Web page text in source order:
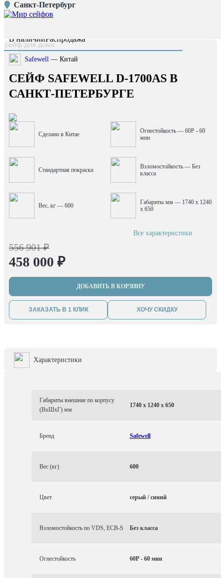
Санкт-Петербург
Главная страница /
Каталог /
В наличииРаспродажа
Safewell — Китай
СЕЙФ SAFEWELL D-1700AS В
САНКТ-ПЕТЕРБУРГЕ
Сделано в Китае
Огнестойкость — 60P - 60
мин
Стандартная покраска
Взломостойкость — Без
класса
Вес, кг — 600
Габариты мм — 1740 x 1240
x 650
Все характеристики
556 901 ₽
458 000 ₽
ДОБАВИТЬ В КОРЗИНУ
ЗАКАЗАТЬ В 1 КЛИК ХОЧУ СКИДКУ
Характеристики
Габариты внешние по корпусу
(ВхШхГ) мм
1740 x 1240 x 650
Бренд Safewell
Вес (кг) 600
Цвет серый / синий
Взломостойкость по VDS, ECB-S Без класса
Огнестойкость 60P - 60 мин